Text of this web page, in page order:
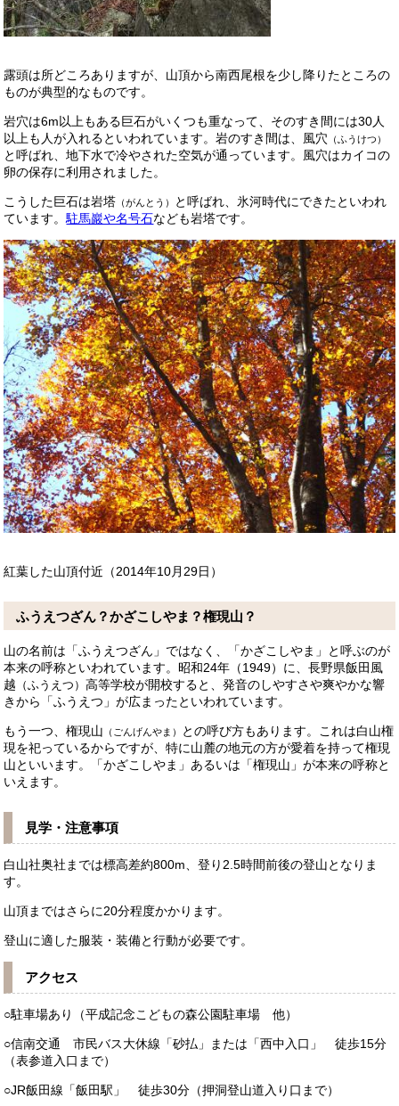
露頭は所どころありますが、山頂から南西尾根を少し降りたところの
ものが典型的なものです。
岩穴は6m以上もある巨石がいくつも重なって、そのすき間には30人
以上も人が入れるといわれています。岩のすき間は、風穴 （ふうけつ）
と呼ばれ、地下水で冷やされた空気が通っています。 風穴はカイコの
卵の保存に利用されました。
こうした巨石は岩塔 （がんとう）
と呼ばれ、氷河時代にできたといわれ
ています。駐馬巖や名号石なども岩塔です。
紅葉した山頂付近（2014年10月29日）
ふうえつざん？かざこしやま？権現山？
山の名前は「ふうえつざん」ではなく、「かざこしやま」と呼ぶのが
本来の呼称といわれています。 昭和24年（1949）に、長野県飯田風
越
（ふうえつ） 高等学校が開校すると、発音のしやすさや爽やかな響
きから「ふうえつ」が広まったといわれています。
もう一つ、権現山 （ごんげんやま） との呼び方もあります。 これは白山権
現を祀っているからですが、特に山麓の地元の方が愛着を持って権現
山といいます。
「かざこしやま」あるいは「権現山」が本来の呼称と
いえます。
見学・注意事項
白山社奥社までは標高差約800m、登り2.5時間前後の登山となりま
す。
山頂まではさらに20分程度かかります。
登山に適した服装・装備と行動が必要です。
アクセス
○駐車場あり（平成記念こどもの森公園駐車場 他）
○信南交通 市民バス大休線「砂払」または「西中入口」 徒歩15分
（表参道入口まで）
○JR飯田線「飯田駅」 徒歩30分（押洞登山道入り口まで）